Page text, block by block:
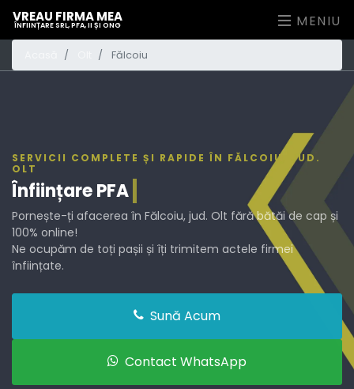
VREAU FIRMA MEA
ÎNFIINȚARE SRL, PFA, II ȘI ONG MENIU
Fălcoiu
SERVICII COMPLETE ȘI RAPIDE ÎN FĂLCOIU, JUD.
OLT
ÎnființarePFA
Pornește-ți afacerea în Fălcoiu, jud. Olt fără bătăi de cap și
100% online!
Ne ocupăm de toți pașii și îți trimitem actele firmei
înființate.
Sună Acum
Contact WhatsApp